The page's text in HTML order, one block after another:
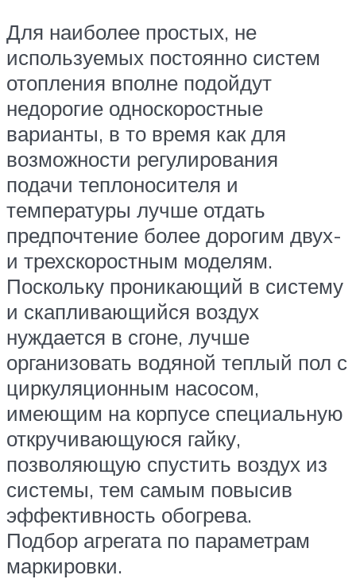
Для наиболее простых, не
используемых постоянно систем
отопления вполне подойдут
недорогие односкоростные
варианты, в то время как для
возможности регулирования
подачи теплоносителя и
температуры лучше отдать
предпочтение более дорогим двух-
и трехскоростным моделям.
Поскольку проникающий в систему
и скапливающийся воздух
нуждается в сгоне, лучше
организовать водяной теплый пол с
циркуляционным насосом,
имеющим на корпусе специальную
откручивающуюся гайку,
позволяющую спустить воздух из
системы, тем самым повысив
эффективность обогрева.
Подбор агрегата по параметрам
маркировки.